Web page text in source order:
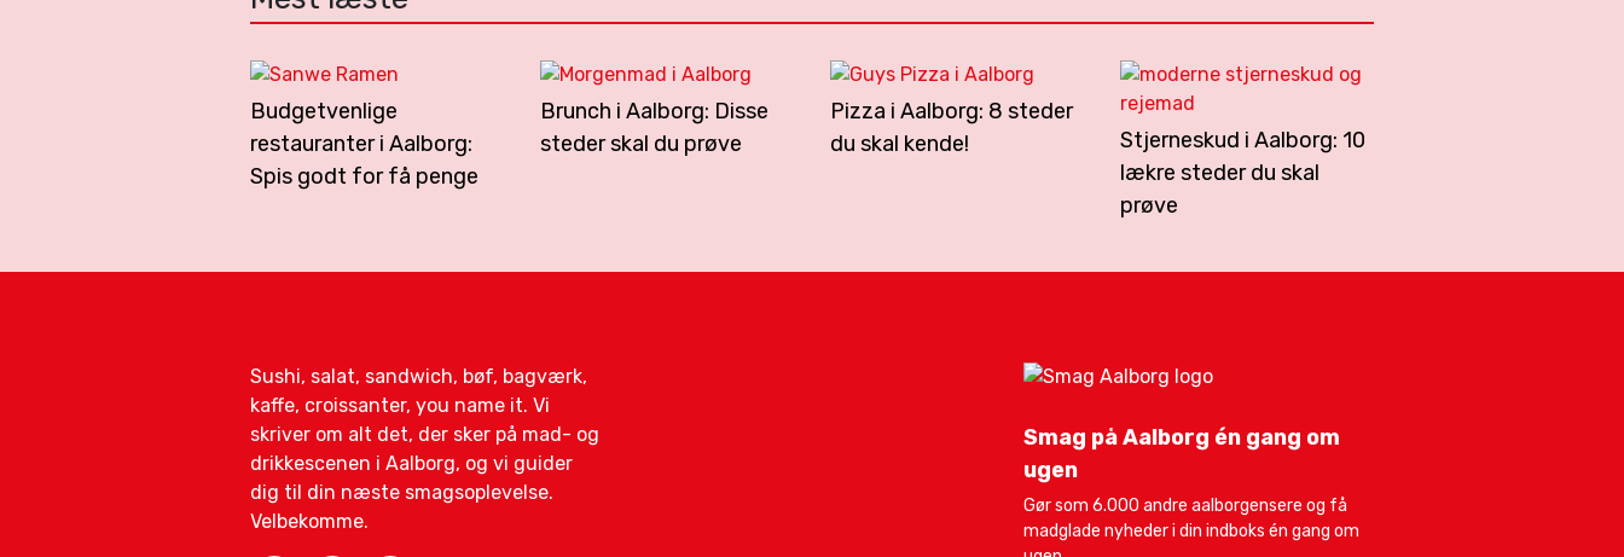
Budgetvenlige
restauranter i Aalborg:
Spis godt for få penge
Brunch i Aalborg: Disse
steder skal du prøve
Pizza i Aalborg: 8 steder
du skal kende!
Stjerneskud i Aalborg: 10
lækre steder du skal
prøve
Sushi, salat, sandwich, bøf, bagværk,
kaffe, croissanter, you name it. Vi
skriver om alt det, der sker på mad- og
drikkescenen i Aalborg, og vi guider
dig til din næste smagsoplevelse.
Velbekomme.
Smag på Aalborg én gang om
ugen
Gør som 6.000 andre aalborgensere og få
madglade nyheder i din indboks én gang om